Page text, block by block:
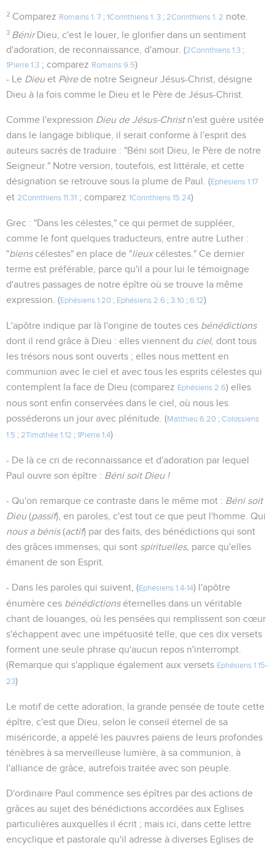
2 Comparez Romains 1. 7 ;1Corinthiens 1. 3 ; 2Corinthiens 1. 2 note.
3 BénirDieu, c'est le louer, le glorifier dans un sentiment
d'adoration, de reconnaissance, d'amour. (2Corinthiens 1.3 ;
1Pierre 1.3 ; comparez Romains 9.5)
- Le Dieuet Pèrede notre Seigneur Jésus-Christ, désigne
Dieu à la fois comme le Dieu et le Père de Jésus-Christ.
Comme l'expression Dieu de Jésus-Christn'est guère usitée
dans le langage biblique, il serait conforme à l'esprit des
auteurs sacrés de traduire : "Béni soit Dieu, le Père de notre
Seigneur." Notre version, toutefois, est littérale, et cette
désignation se retrouve sous la plume de Paul. (Ephésiens 1.17
et 2Corinthiens 11.31 ; comparez 1Corinthiens 15.24)
Grec : "Dans les célestes," ce qui permet de suppléer,
comme le font quelques traducteurs, entre autre Luther :
"bienscélestes" en place de "lieuxcélestes." Ce dernier
terme est préférable, parce qu'il a pour lui le témoignage
d'autres passages de notre épître où se trouve la même
expression. (Ephésiens 1.20 ; Ephésiens 2.6 ; 3.10 ; 6.12)
L'apôtre indique par là l'origine de toutes ces bénédictions
dont il rend grâce à Dieu : elles viennent du ciel, dont tous
les trésors nous sont ouverts ; elles nous mettent en
communion avec le ciel et avec tous les esprits célestes qui
contemplent la face de Dieu (comparez Ephésiens 2.6) elles
nous sont enfin conservées dans le ciel, où nous les
posséderons un jour avec plénitude. (Matthieu 6.20 ; Colossiens
1.5 ; 2Timothée 1.12 ; 1Pierre 1.4)
- De là ce cri de reconnaissance et d'adoration par lequel
Paul ouvre son épître : Béni soit Dieu !
- Qu'on remarque ce contraste dans le même mot : Béni soit
Dieu(passif), en paroles, c'est tout ce que peut l'homme. Qui
nous a bénis(actif) par des faits, des bénédictions qui sont
des grâces immenses, qui sont spirituelles, parce qu'elles
émanent de son Esprit.
- Dans les paroles qui suivent, (Ephésiens 1.4-14) l'apôtre
énumère ces bénédictionséternelles dans un véritable
chant de louanges, où les pensées qui remplissent son cœur
s'échappent avec une impétuosité telle, que ces dix versets
forment une seule phrase qu'aucun repos n'interrompt.
(Remarque qui s'applique également aux versets Ephésiens 1.15-
23)
Le motif de cette adoration, la grande pensée de toute cette
épître, c'est que Dieu, selon le conseil éternel de sa
miséricorde, a appelé les pauvres païens de leurs profondes
ténèbres à sa merveilleuse lumière, à sa communion, à
l'alliance de grâce, autrefois traitée avec son peuple.
D'ordinaire Paul commence ses épîtres par des actions de
grâces au sujet des bénédictions accordées aux Eglises
particulières auxquelles il écrit ; mais ici, dans cette lettre
encyclique et pastorale qu'il adresse à diverses Eglises de